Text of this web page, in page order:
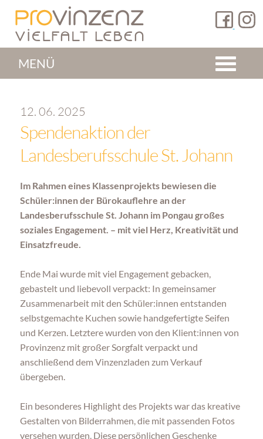
MENÜ
12. 06. 2025
Spendenaktion der
Landesberufsschule St. Johann
Im Rahmen eines Klassenprojekts bewiesen die
Schüler:innen der Bürokauflehre an der
Landesberufsschule St. Johann im Pongau großes
soziales Engagement. – mit viel Herz, Kreativität und
Einsatzfreude.
Ende Mai wurde mit viel Engagement gebacken,
gebastelt und liebevoll verpackt: In gemeinsamer
Zusammenarbeit mit den Schüler:innen entstanden
selbstgemachte Kuchen sowie handgefertigte Seifen
und Kerzen. Letztere wurden von den Klient:innen von
Provinzenz mit großer Sorgfalt verpackt und
anschließend dem Vinzenzladen zum Verkauf
übergeben.
Ein besonderes Highlight des Projekts war das kreative
Gestalten von Bilderrahmen, die mit passenden Fotos
versehen wurden. Diese persönlichen Geschenke